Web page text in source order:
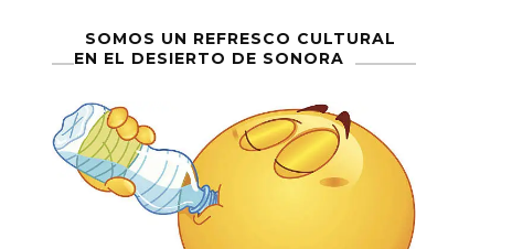
SOMOS UN REFRESCO CULTURAL
EN EL DESIERTO DE SONORA